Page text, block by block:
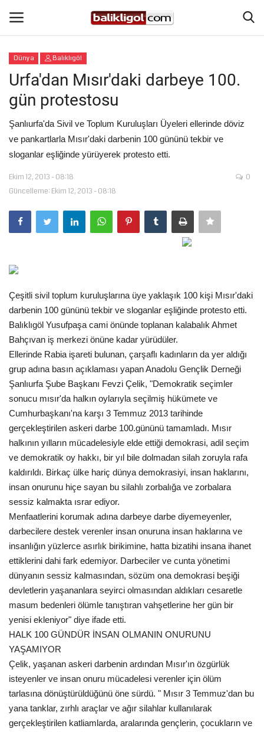
Giriş Yap
Anasayfa
Köşe Yazıları
Şanlıurfa
Eğitim
Tekno Bilim
Ekonomi
Siyaset
Galeriler
Yaşam
Künye
Sağlık
İletişim
Kültür Sanat
Dünya Balıklıgöl
Urfa'dan Mısır'daki darbeye 100.
gün protestosu
Şanlıurfa'da Sivil ve Toplum Kuruluşları Üyeleri ellerinde döviz
ve pankartlarla Mısır'daki darbenin 100 gününü tekbir ve
sloganlar eşliğinde yürüyerek protesto etti.
Ekim 12, 2013 - 08:18
Güncelleme: Ekim 12, 2013 - 08:18
0
Çeşitli sivil toplum kuruluşlarına üye yaklaşık 100 kişi Mısır'daki
darbenin 100 gününü tekbir ve sloganlar eşliğinde protesto etti.
Balıklıgöl Yusufpaşa cami önünde toplanan kalabalık Ahmet
Bahçıvan iş merkezi önüne kadar yürüdüler.
Ellerinde Rabia işareti bulunan, çarşaflı kadınların da yer aldığı
grup adına basın açıklaması yapan Anadolu Gençlik Derneği
Şanlıurfa Şube Başkanı Fevzi Çelik, "Demokratik seçimler
sonucu mısır'da halkın oylarıyla seçilmiş hükümete ve
Cumhurbaşkanı'na karşı 3 Temmuz 2013 tarihinde
gerçekleştirilen askeri darbe 100.gününü tamamladı. Mısır
halkının yılların mücadelesiyle elde ettiği demokrasi, adil seçim
ve demokratik oy hakkı, bir yıl bile dolmadan silah zoruyla rafa
kaldırıldı. Birkaç ülke hariç dünya demokrasiyi, insan haklarını,
insan onurunu hiçe sayan bu silahlı zorbalığa ve zorbalara
sessiz kalmakta ısrar ediyor.
Menfaatlerini korumak adına darbeye darbe diyemeyenler,
darbecilere destek verenler insan onuruna insan haklarına ve
insanlığın yüzlerce asırlık birikimine, hatta bizatihi insana ihanet
ettiklerini dahi fark edemiyor. Darbeciler ve cunta yönetimi
dünyanın sessiz kalmasından, sözüm ona demokrasi beşiği
devletlerin yaşananlara seyirci olmasından aldıkları cesaretle
masum bedenleri ölümle tanıştıran vahşetlerine her gün bir
yenisi ekleniyor" diye ifade etti.
HALK 100 GÜNDÜR İNSAN OLMANIN ONURUNU
YAŞAMIYOR
Çelik, yaşanan askeri darbenin ardından Mısır'ın özgürlük
isteyenler ve insan onuru mücadelesi verenler için ölüm
tarlasına dönüştürüldüğünü öne sürdü. " Mısır 3 Temmuz'dan bu
yana tanklar, zırhlı araçlar ve ağır silahlar kullanılarak
gerçekleştirilen katliamlarda, aralarında gençlerin, çocukların ve